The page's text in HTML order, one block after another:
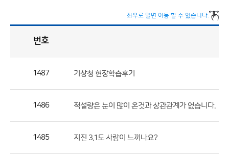
좌우로 밀면 이동 할 수 있습니다.
론
번호
1487 기상청 현장학습후기
1486 적설량은 눈이 많이 온것과 상관관계가 없습니다.
1485 지진 3.1도 사람이 느끼나요?